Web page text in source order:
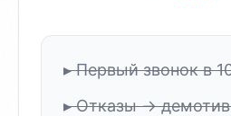
▸ Первый звонок в
▸ Отказы →